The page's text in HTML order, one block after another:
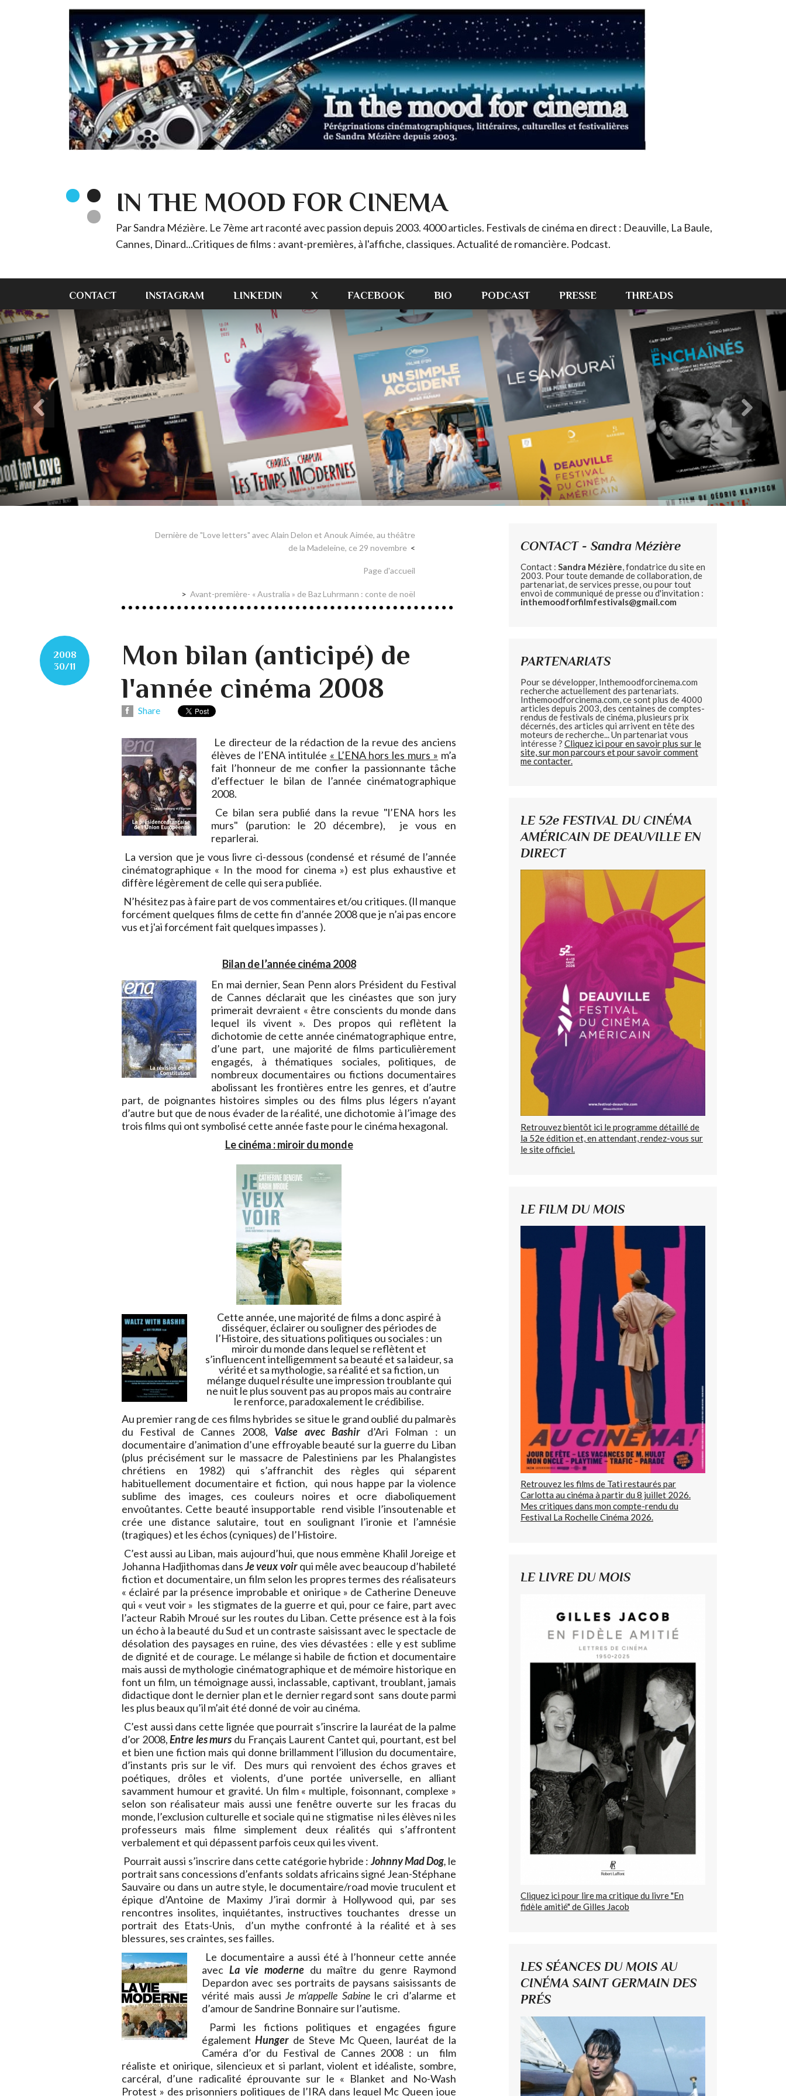
IN THE MOOD FOR CINEMA
Par Sandra Mézière. Le 7ème art raconté avec passion depuis 2003. 4000 articles. Festivals de cinéma en direct : Deauville, La Baule,
Cannes, Dinard...Critiques de films : avant-premières, à l'affiche, classiques. Actualité de romancière. Podcast.
CONTACT INSTAGRAM LINKEDIN X FACEBOOK BIO PODCAST PRESSE THREADS
Dernière de "Love letters" avec Alain Delon et Anouk Aimée, au théâtre
de la Madeleine, ce 29 novembre
Page d'accueil
Avant-première- « Australia » de Baz Luhrmann : conte de noël
2008
30/11
Mon bilan (anticipé) de
l'année cinéma 2008
Share
Le directeur de la rédaction de la revue des anciens
élèves de l’ENA intitulée « L’ENA hors les murs » m’a
fait l’honneur de me confier la passionnante tâche
d’effectuer le bilan de l’année cinématographique
2008.
Ce bilan sera publié dans la revue "l’ENA hors les
murs" (parution: le 20 décembre), je vous en
reparlerai.
La version que je vous livre ci-dessous (condensé et résumé de l’année
cinématographique « In the mood for cinema ») est plus exhaustive et
diffère légèrement de celle qui sera publiée.
N’hésitez pas à faire part de vos commentaires et/ou critiques. (Il manque
forcément quelques films de cette fin d’année 2008 que je n’ai pas encore
vus et j'ai forcément fait quelques impasses ).
Bilan de l’année cinéma 2008
En mai dernier, Sean Penn alors Président du Festival
de Cannes déclarait que les cinéastes que son jury
primerait devraient « être conscients du monde dans
lequel ils vivent ». Des propos qui reflètent la
dichotomie de cette année cinématographique entre,
d’une part, une majorité de films particulièrement
engagés, à thématiques sociales, politiques, de
nombreux documentaires ou fictions documentaires
abolissant les frontières entre les genres, et d’autre
part, de poignantes histoires simples ou des films plus légers n’ayant
d’autre but que de nous évader de la réalité, une dichotomie à l’image des
trois films qui ont symbolisé cette année faste pour le cinéma hexagonal.
Le cinéma : miroir du monde
Cette année, une majorité de films a donc aspiré à
disséquer, éclairer ou souligner des périodes de
l’Histoire, des situations politiques ou sociales : un
miroir du monde dans lequel se reflètent et
s’influencent intelligemment sa beauté et sa laideur, sa
vérité et sa mythologie, sa réalité et sa fiction, un
mélange duquel résulte une impression troublante qui
ne nuit le plus souvent pas au propos mais au contraire
le renforce, paradoxalement le crédibilise.
Au premier rang de ces films hybrides se situe le grand oublié du palmarès
du Festival de Cannes 2008, Valse avec Bashir d’Ari Folman : un
documentaire d’animation d’une effroyable beauté sur la guerre du Liban
(plus précisément sur le massacre de Palestiniens par les Phalangistes
chrétiens en 1982) qui s’affranchit des règles qui séparent
habituellement documentaire et fiction, qui nous happe par la violence
sublime des images, ces couleurs noires et ocre diaboliquement
envoûtantes. Cette beauté insupportable rend visible l’insoutenable et
crée une distance salutaire, tout en soulignant l’ironie et l’amnésie
(tragiques) et les échos (cyniques) de l’Histoire.
C’est aussi au Liban, mais aujourd’hui, que nous emmène Khalil Joreige et
Johanna Hadjithomas dansJe veux voirqui mêle avec beaucoup d’habileté
fiction et documentaire, un film selon les propres termes des réalisateurs
« éclairé par la présence improbable et onirique » de Catherine Deneuve
qui « veut voir » les stigmates de la guerre et qui, pour ce faire, part avec
l’acteur Rabih Mroué sur les routes du Liban. Cette présence est à la fois
un écho à la beauté du Sud et un contraste saisissant avec le spectacle de
désolation des paysages en ruine, des vies dévastées : elle y est sublime
de dignité et de courage. Le mélange si habile de fiction et documentaire
mais aussi de mythologie cinématographique et de mémoire historique en
font un film, un témoignage aussi, inclassable, captivant, troublant, jamais
didactique dont le dernier plan et le dernier regard sont sans doute parmi
les plus beaux qu’il m’ait été donné de voir au cinéma.
C’est aussi dans cette lignée que pourrait s’inscrire la lauréat de la palme
d’or 2008,Entre les murs du Français Laurent Cantet qui, pourtant, est bel
et bien une fiction mais qui donne brillamment l’illusion du documentaire,
d’instants pris sur le vif. Des murs qui renvoient des échos graves et
poétiques, drôles et violents, d’une portée universelle, en alliant
savamment humour et gravité. Un film « multiple, foisonnant, complexe »
selon son réalisateur mais aussi une fenêtre ouverte sur les fracas du
monde, l’exclusion culturelle et sociale qui ne stigmatise ni les élèves ni les
professeurs mais filme simplement deux réalités qui s’affrontent
verbalement et qui dépassent parfois ceux qui les vivent.
Pourrait aussi s’inscrire dans cette catégorie hybride : Johnny Mad Dog, le
portrait sans concessions d’enfants soldats africains signé Jean-Stéphane
Sauvaire ou dans un autre style, le documentaire/road movie truculent et
épique d’Antoine de Maximy J’irai dormir à Hollywood qui, par ses
rencontres insolites, inquiétantes, instructives touchantes dresse un
portrait des Etats-Unis, d’un mythe confronté à la réalité et à ses
blessures, ses craintes, ses failles.
Le documentaire a aussi été à l’honneur cette année
avec La vie moderne du maître du genre Raymond
Depardon avec ses portraits de paysans saisissants de
vérité mais aussiJe m’appelle Sabinele cri d’alarme et
d’amour de Sandrine Bonnaire sur l’autisme.
Parmi les fictions politiques et engagées figure
égalementHunger de Steve Mc Queen, lauréat de la
Caméra d’or du Festival de Cannes 2008 : un film
réaliste et onirique, silencieux et si parlant, violent et idéaliste, sombre,
carcéral, d’une radicalité éprouvante sur le « Blanket and No-Wash
Protest » des prisonniers politiques de l’IRA dans lequel Mc Queen joue
CONTACT - Sandra Mézière
Contact : Sandra Mézière, fondatrice du site en
2003. Pour toute demande de collaboration, de
partenariat, de services presse, ou pour tout
envoi de communiqué de presse ou d'invitation :
inthemoodforfilmfestivals@gmail.com
PARTENARIATS
Pour se développer, Inthemoodforcinema.com
recherche actuellement des partenariats.
Inthemoodforcinema.com, ce sont plus de 4000
articles depuis 2003, des centaines de comptes-
rendus de festivals de cinéma, plusieurs prix
décernés, des articles qui arrivent en tête des
moteurs de recherche... Un partenariat vous
intéresse ? Cliquez ici pour en savoir plus sur le
site, sur mon parcours et pour savoir comment
me contacter.
LE 52e FESTIVAL DU CINÉMA
AMÉRICAIN DE DEAUVILLE EN
DIRECT
Retrouvez bientôt ici le programme détaillé de
la 52e édition et, en attendant, rendez-vous sur
le site officiel.
LE FILM DU MOIS
Retrouvez les films de Tati restaurés par
Carlotta au cinéma à partir du 8 juillet 2026.
Mes critiques dans mon compte-rendu du
Festival La Rochelle Cinéma 2026.
LE LIVRE DU MOIS
Cliquez ici pour lire ma critique du livre "En
fidèle amitié" de Gilles Jacob
LES SÉANCES DU MOIS AU
CINÉMA SAINT GERMAIN DES
PRÉS